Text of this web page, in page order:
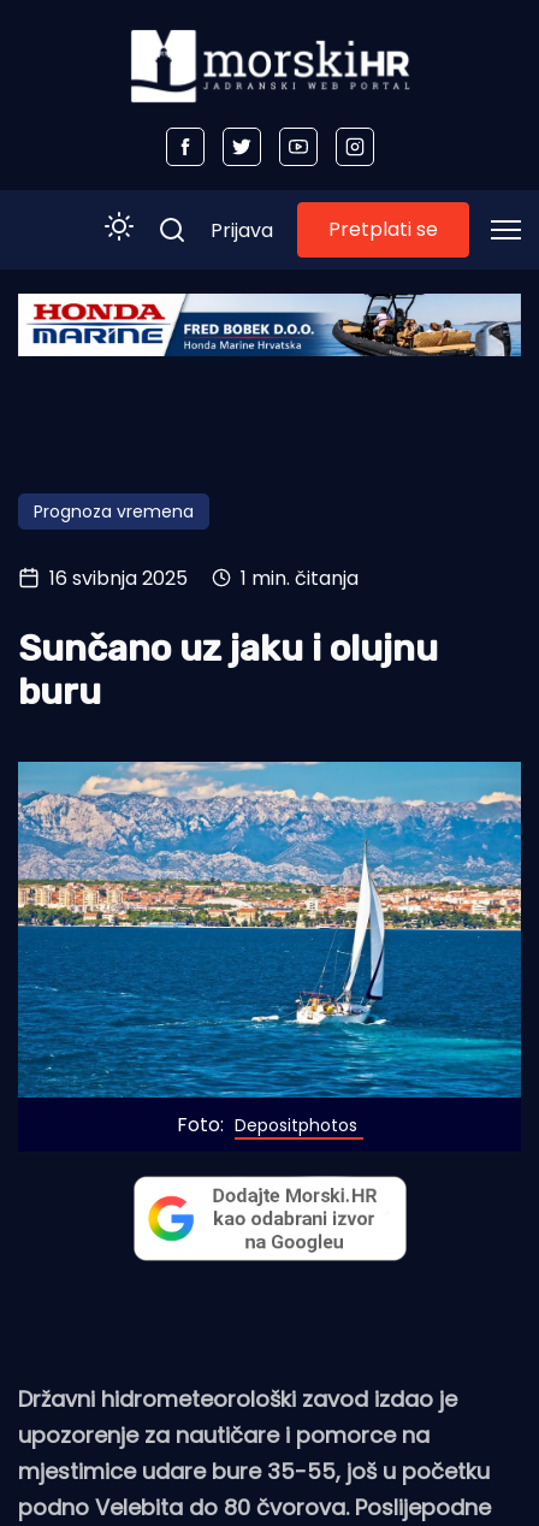
Početna
Obala
Otoci
Turizam i nautika
Pomorstvo
Ribolov
Tradicija i kultura
Prijava Pretplati se
Prognoza vremena
16 svibnja 2025 1 min. čitanja
Sunčano uz jaku i olujnu
buru
Foto: Depositphotos
Državni hidrometeorološki zavod izdao je
upozorenje za nautičare i pomorce na
mjestimice udare bure 35-55, još u početku
podno Velebita do 80 čvorova. Poslijepodne